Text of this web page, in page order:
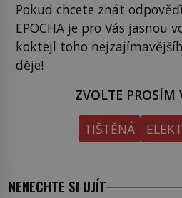
Pokud chcete znát
EPOCHA je pro Vás jasnou
koktejl toho
děje!
ZVOLTE PROSÍM
TIŠTĚNÁ
NENECHTE SI UJÍT